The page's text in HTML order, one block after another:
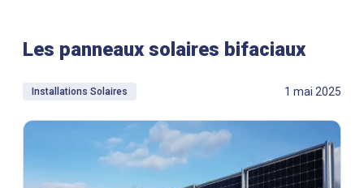
Les panneaux solaires bifaciaux
Installations Solaires 1 mai 2025